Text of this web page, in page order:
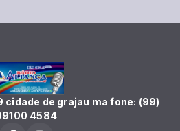
cidade de grajau ma fone: (99)
4584